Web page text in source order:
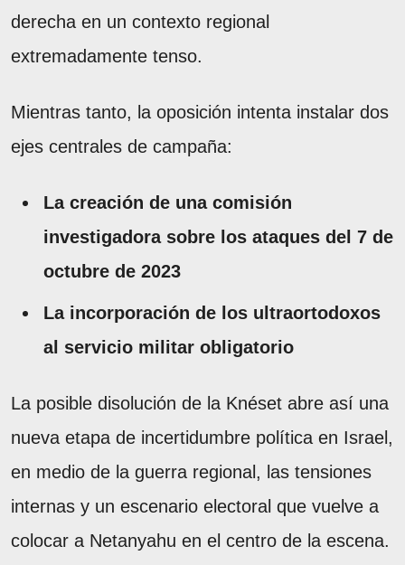
derecha en un contexto regional
extremadamente tenso.
Mientras tanto, la oposición intenta instalar dos
ejes centrales de campaña:
La creación de una comisión
investigadora sobre los ataques del 7 de
octubre de 2023
La incorporación de los ultraortodoxos
al servicio militar obligatorio
La posible disolución de la Knéset abre así una
nueva etapa de incertidumbre política en Israel,
en medio de la guerra regional, las tensiones
internas y un escenario electoral que vuelve a
colocar a Netanyahu en el centro de la escena.